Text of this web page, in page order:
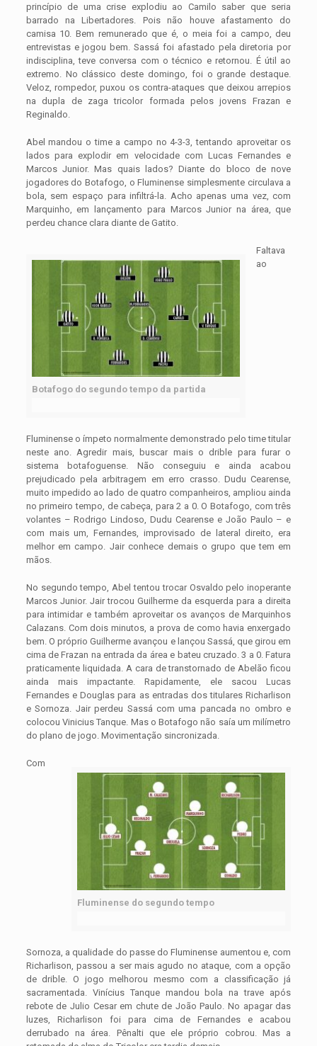
princípio de uma crise explodiu ao Camilo saber que seria
barrado na Libertadores. Pois não houve afastamento do
camisa 10. Bem remunerado que é, o meia foi a campo, deu
entrevistas e jogou bem. Sassá foi afastado pela diretoria por
indisciplina, teve conversa com o técnico e retornou. É útil ao
extremo. No clássico deste domingo, foi o grande destaque.
Veloz, rompedor, puxou os contra-ataques que deixou arrepios
na dupla de zaga tricolor formada pelos jovens Frazan e
Reginaldo.
Abel mandou o time a campo no 4-3-3, tentando aproveitar os
lados para explodir em velocidade com Lucas Fernandes e
Marcos Junior. Mas quais lados? Diante do bloco de nove
jogadores do Botafogo, o Fluminense simplesmente circulava a
bola, sem espaço para infiltrá-la. Acho apenas uma vez, com
Marquinho, em lançamento para Marcos Junior na área, que
perdeu chance clara diante de Gatito.
Botafogo do segundo tempo da partida
Faltava
ao
Fluminense o ímpeto normalmente demonstrado pelo time titular
neste ano. Agredir mais, buscar mais o drible para furar o
sistema botafoguense. Não conseguiu e ainda acabou
prejudicado pela arbitragem em erro crasso. Dudu Cearense,
muito impedido ao lado de quatro companheiros, ampliou ainda
no primeiro tempo, de cabeça, para 2 a 0. O Botafogo, com três
volantes – Rodrigo Lindoso, Dudu Cearense e João Paulo – e
com mais um, Fernandes, improvisado de lateral direito, era
melhor em campo. Jair conhece demais o grupo que tem em
mãos.
No segundo tempo, Abel tentou trocar Osvaldo pelo inoperante
Marcos Junior. Jair trocou Guilherme da esquerda para a direita
para intimidar e também aproveitar os avanços de Marquinhos
Calazans. Com dois minutos, a prova de como havia enxergado
bem. O próprio Guilherme avançou e lançou Sassá, que girou em
cima de Frazan na entrada da área e bateu cruzado. 3 a 0. Fatura
praticamente liquidada. A cara de transtornado de Abelão ficou
ainda mais impactante. Rapidamente, ele sacou Lucas
Fernandes e Douglas para as entradas dos titulares Richarlison
e Sornoza. Jair perdeu Sassá com uma pancada no ombro e
colocou Vinicius Tanque. Mas o Botafogo não saía um milímetro
do plano de jogo. Movimentação sincronizada.
Fluminense do segundo tempo
Com
Sornoza, a qualidade do passe do Fluminense aumentou e, com
Richarlison, passou a ser mais agudo no ataque, com a opção
de drible. O jogo melhorou mesmo com a classificação já
sacramentada. Vinícius Tanque mandou bola na trave após
rebote de Julio Cesar em chute de João Paulo. No apagar das
luzes, Richarlison foi para cima de Fernandes e acabou
derrubado na área. Pênalti que ele próprio cobrou. Mas a